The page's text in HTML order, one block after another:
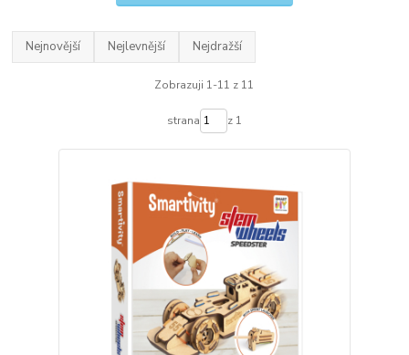
Nejnovější Nejlevnější Nejdražší
Zobrazuji 1-11 z 11
strana z 1